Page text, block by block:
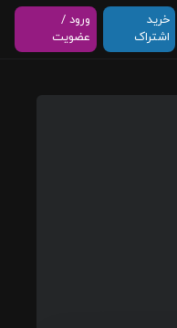
خرید
اشتراک
ورود /
عضویت